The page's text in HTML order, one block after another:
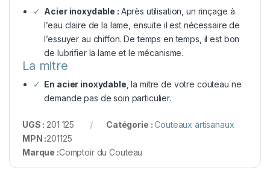
Acier inoxydable : Après utilisation, un rinçage à
l’eau claire de la lame, ensuite il est nécessaire de
l’essuyer au chiffon. De temps en temps, il est bon
de lubrifier la lame et le mécanisme.
La mitre
En acier inoxydable , la mitre de votre couteau ne
demande pas de soin particulier.
UGS : 201 125 Catégorie :Couteaux artisanaux
MPN :201125
Marque :Comptoir du Couteau